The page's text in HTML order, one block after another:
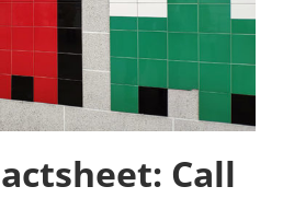
Call